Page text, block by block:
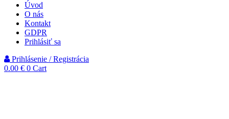
Úvod
O nás
Kontakt
GDPR
Prihlásiť sa
Prihlásenie / Registrácia
0.00 € 0 Cart